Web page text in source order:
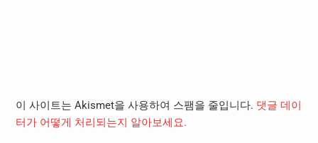
이 사이트는 Akismet을 사용하여 스팸을 줄입니다. 댓글 데이
터가 어떻게 처리되는지 알아보세요.